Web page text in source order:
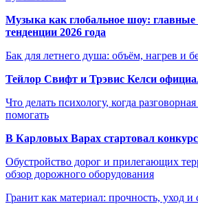
Музыка как глобальное шоу:
тенденции 2026 года
Бак для летнего душа: объём, нагрев и
Тейлор Свифт и Трэвис Келси
Что делать психологу, когда
помогать
В Карловых Варах стартовал
Обустройство дорог и прилегающих
обзор дорожного оборудования
Гранит как материал: прочность, уход